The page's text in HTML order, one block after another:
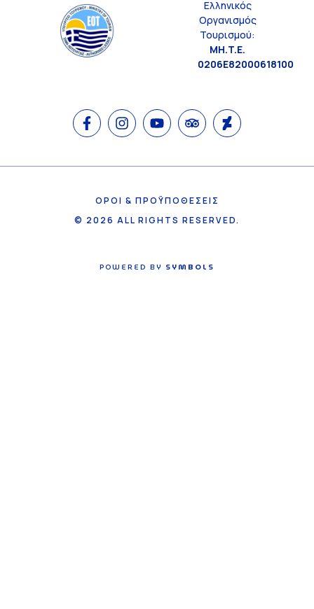
Ελληνικός
Οργανισμός
Τουρισμού:
MH.T.E.
0206E82000618100
© 2026 ALL RIGHTS RESERVED.
ΟΡΟΙ & ΠΡΟΫΠΟΘΕΣΕΙΣ
POWERED BY SYMBOLS